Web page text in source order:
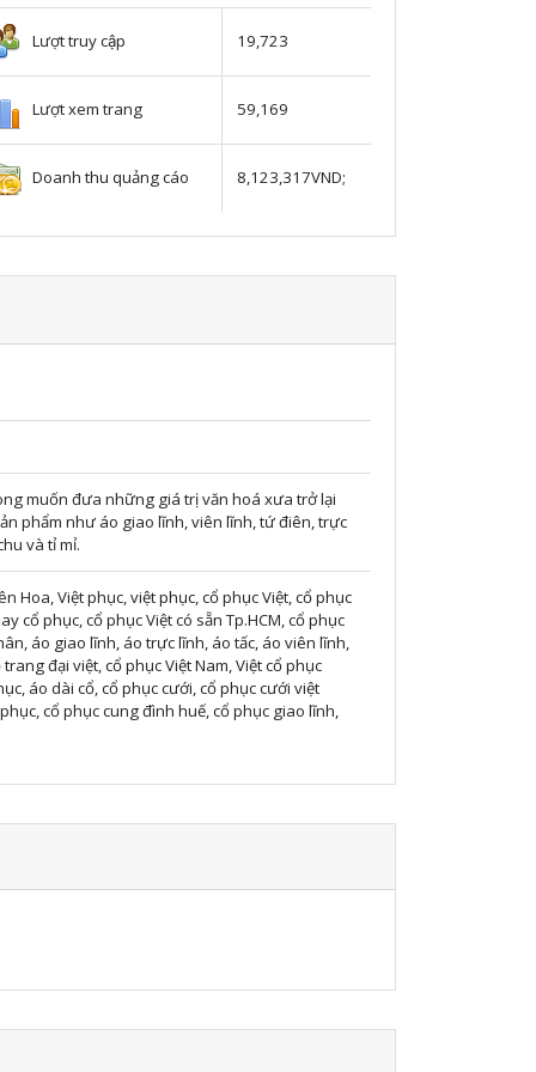
Lượt truy cập 19,723
Lượt xem trang 59,169
Doanh thu quảng cáo 8,123,317VND;
muốn đưa những giá trị văn hoá xưa trở lại
phẩm như áo giao lĩnh, viên lĩnh, tứ điên, trực
và tỉ mỉ.
Hoa, Việt phục, việt phục, cổ phục Việt, cổ phục
cổ phục, cổ phục Việt có sẵn Tp.HCM, cổ phục
áo giao lĩnh, áo trực lĩnh, áo tấc, áo viên lĩnh,
đại việt, cổ phục Việt Nam, Việt cổ phục
áo dài cổ, cổ phục cưới, cổ phục cưới việt
cổ phục cung đình huế, cổ phục giao lĩnh,